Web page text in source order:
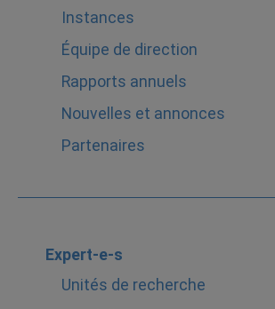
Instances
Équipe de direction
Rapports annuels
Nouvelles et annonces
Partenaires
Expert-e-s
Unités de recherche